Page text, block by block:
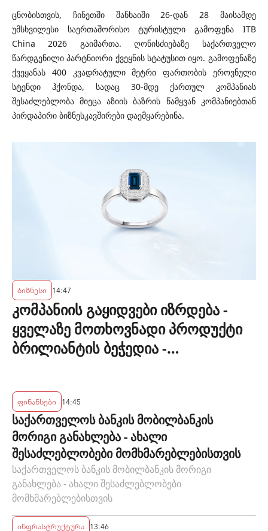
ცნობისთვის, ჩინეთში შანხაიში 26-დან 28 მაისამდე
უმსხვილესი საერთაშორისო ტურისტული გამოფენა ITB
China 2026 გაიმართა. ღონისძიებაზე საქართველო
წარდგენილი პარტნიორი ქვეყნის სტატუსით იყო. გამოფენაზე
ქვეყანას 400 კვადრატული მეტრი ფართობის ეროვნული
სტენდი ჰქონდა, სადაც 30-მდე ქართულ კომპანიას
შესაძლებლობა მიეცა აზიის ბაზრის წამყვან კომპანიებთან
პირდაპირი ბიზნესკავშირები დაემყარებინა.
ბიზნესი 14:47
კომპანიის გაყიდვები იზრდება -
ყველაზე მოთხოვნადი პროდუქტი
ბრილიანტის ბეჭედია -
ფინანსები 14:45
საქართველოს ბანკის მობილბანკის
მორიგი განახლება - ახალი
შესაძლებლობები მომხმარებლებისთვის
საქართველოს ბანკის მობილბანკის მორიგი
განახლება - ახალი შესაძლებლობები
მომხმარებლებისთვის
ინფრასტრუქტურა 13:46